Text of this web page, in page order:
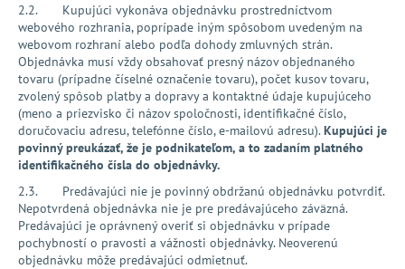
2.2. Kupujúci vykonáva objednávku prostredníctvom
webového rozhrania, poprípade iným spôsobom uvedeným na
webovom rozhraní alebo podľa dohody zmluvných strán.
Objednávka musí vždy obsahovať presný názov objednaného
tovaru (prípadne číselné označenie tovaru), počet kusov tovaru,
zvolený spôsob platby a dopravy a kontaktné údaje kupujúceho
(meno a priezvisko či názov spoločnosti, identifikačné číslo,
doručovaciu adresu, telefónne číslo, e-mailovú adresu).Kupujúci je
povinný preukázať, že je podnikateľom, a to zadaním platného
identifikačného čísla do objednávky.
2.3. Predávajúci nie je povinný obdržanú objednávku potvrdiť.
Nepotvrdená objednávka nie je pre predávajúceho záväzná.
Predávajúci je oprávnený overiť si objednávku v prípade
pochybností o pravosti a vážnosti objednávky. Neoverenú
objednávku môže predávajúci odmietnuť.